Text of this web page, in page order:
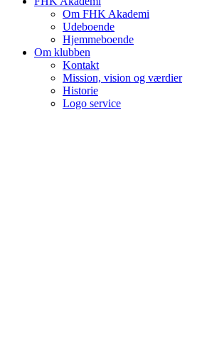
Om FHK Akademi
Udeboende
Hjemmeboende
Om klubben
Kontakt
Mission, vision og værdier
Historie
Logo service